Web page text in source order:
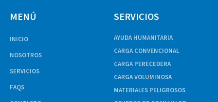
MENÚ
INICIO
NOSOTROS
SERVICIOS
FAQS
SERVICIOS
AYUDA HUMANITARIA
CARGA CONVENCIONAL
CARGA PERECEDERA
CARGA VOLUMINOSA
MATERIALES PELIGROSOS